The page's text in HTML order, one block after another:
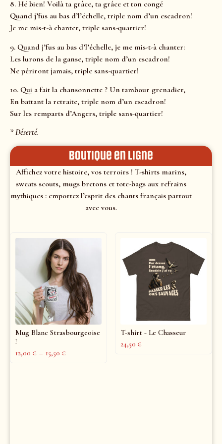
8. Hé bien! Voilà ta grâce, ta grâce et ton congé
Quand j’fus au bas d’l’échelle, triple nom d’un escadron!
Je me mis-t-à chanter, triple sans-quartier!
9. Quand j’fus au bas d’l’échelle, je me mis-t-à chanter:
Les lurons de la ganse, triple nom d’un escadron!
Ne périront jamais, triple sans-quartier!
10. Qui a fait la chansonnette ? Un tambour grenadier,
En battant la retraite, triple nom d’un escadron!
Sur les remparts d’Angers, triple sans-quartier!
* Déserté.
Boutique en ligne
Affichez votre histoire, vos terroirs ! T-shirts marins,
sweats scouts, mugs bretons et tote-bags aux refrains
mythiques : emportez l’esprit des chants français partout
avec vous.
Mug Blanc Strasbourgeoise
!
12,00 € – 15,50 €
T-shirt - Le Chasseur
24,50 €